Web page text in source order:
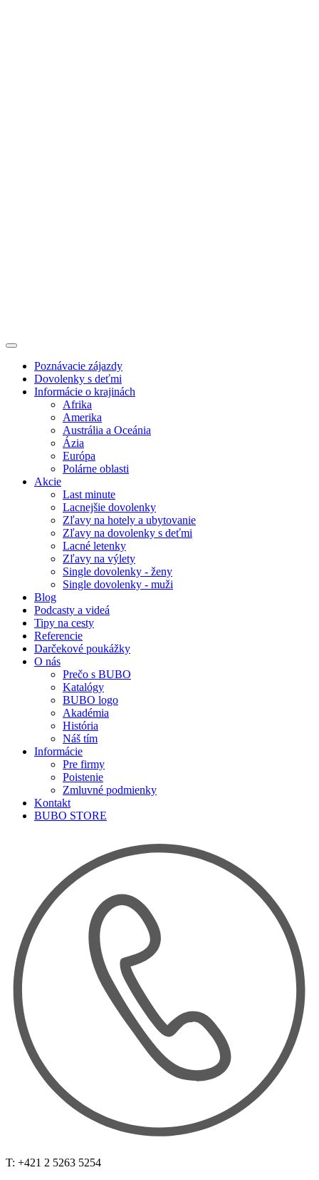
Poznávacie zájazdy
Dovolenky s deťmi
Informácie o krajinách
Afrika
Amerika
Austrália a Oceánia
Ázia
Európa
Polárne oblasti
Akcie
Last minute
Lacnejšie dovolenky
Zľavy na hotely a ubytovanie
Zľavy na dovolenky s deťmi
Lacné letenky
Zľavy na výlety
Single dovolenky - ženy
Single dovolenky - muži
Blog
Podcasty a videá
Tipy na cesty
Referencie
Darčekové poukážky
O nás
Prečo s BUBO
Katalógy
BUBO logo
Akadémia
História
Náš tím
Informácie
Pre firmy
Poistenie
Zmluvné podmienky
Kontakt
BUBO STORE
T: +421 2 5263 5254